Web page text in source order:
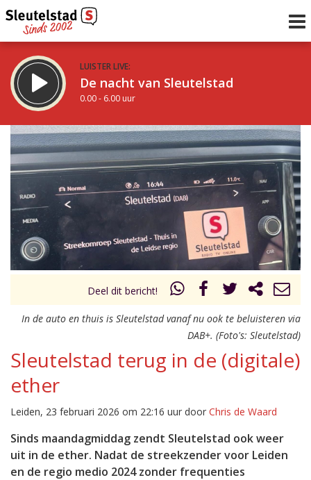
LUISTER LIVE:
De nacht van Sleutelstad
0.00 - 6.00 uur
STRAKS:
De ochtend van Sleutelstad
6.00 - 12.00 uur
Vorig uur
uur 1 van 0 Volgend uur
Deel dit bericht!
In de auto en thuis is Sleutelstad vanaf nu ook te beluisteren via
DAB+. (Foto's: Sleutelstad)
Sleutelstad terug in de (digitale)
ether
Leiden, 23 februari 2026 om 22:16 uur door Chris de Waard
Sinds maandagmiddag zendt Sleutelstad ook weer
uit in de ether. Nadat de streekzender voor Leiden
en de regio medio 2024 zonder frequenties